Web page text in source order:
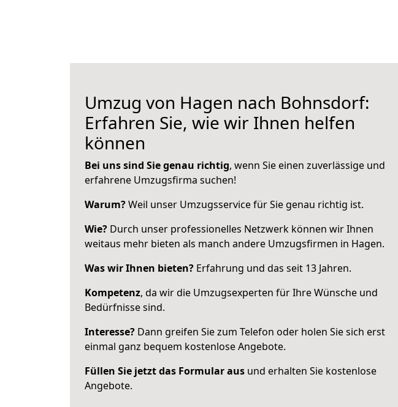
Umzug von Hagen nach Bohnsdorf:
Erfahren Sie, wie wir Ihnen helfen
können
Bei uns sind Sie genau richtig, wenn Sie einen zuverlässige und
erfahrene Umzugsfirma suchen!
Warum?Weil unser Umzugsservice für Sie genau richtig ist.
Wie? Durch unser professionelles Netzwerk können wir Ihnen
weitaus mehr bieten als manch andere Umzugsfirmen in Hagen.
Was wir Ihnen bieten? Erfahrung und das seit 13 Jahren.
Kompetenz, da wir die Umzugsexperten für Ihre Wünsche und
Bedürfnisse sind.
Interesse? Dann greifen Sie zum Telefon oder holen Sie sich erst
einmal ganz bequem kostenlose Angebote.
Füllen Sie jetzt das Formular aus und erhalten Sie kostenlose
Angebote.